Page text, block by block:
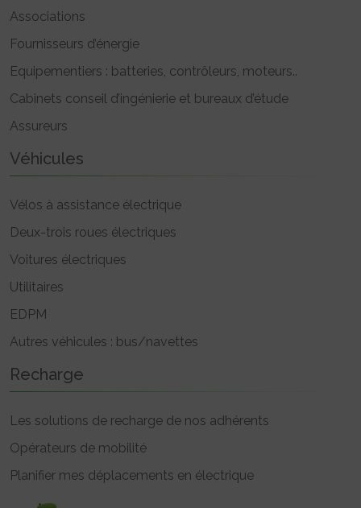
Associations
Fournisseurs d’énergie
Equipementiers : batteries, contrôleurs, moteurs..
Cabinets conseil d’ingénierie et bureaux d’étude
Assureurs
Véhicules
Vélos à assistance électrique
Deux-trois roues électriques
Voitures électriques
Utilitaires
EDPM
Autres véhicules : bus/navettes
Recharge
Les solutions de recharge de nos adhérents
Opérateurs de mobilité
Planifier mes déplacements en électrique